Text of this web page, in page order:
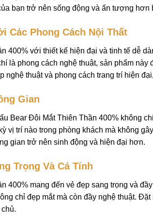
bạn trở nên sống động và ấn tượng hơn
Các Phong Cách Nội Thất
400% với thiết kế hiện đại và tinh tế dễ
là phong cách nghệ thuật, sản phẩm
nghệ thuật và phong cách trang trí hiện
Gian
Bear Đôi Mắt Thiên Thần 400% không
vị trí nào trong phòng khách mà không
gian trở nên sinh động và hiện đại hơn.
Trọng Và Cá Tính
400% mang đến vẻ đẹp sang trọng và
chỉ đẹp mắt mà còn đầy nghệ thuật.